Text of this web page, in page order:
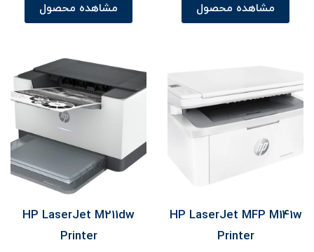
مشاهده محصول مشاهده محصول
HP LaserJet MFP M141w
Printer
HP LaserJet M211dw
Printer